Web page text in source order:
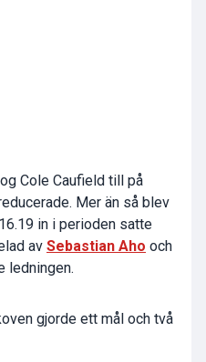
Cole Caufield till på
Mer än så blev
in i perioden satte
av Sebastian Aho och
ledningen.
gjorde ett mål och två